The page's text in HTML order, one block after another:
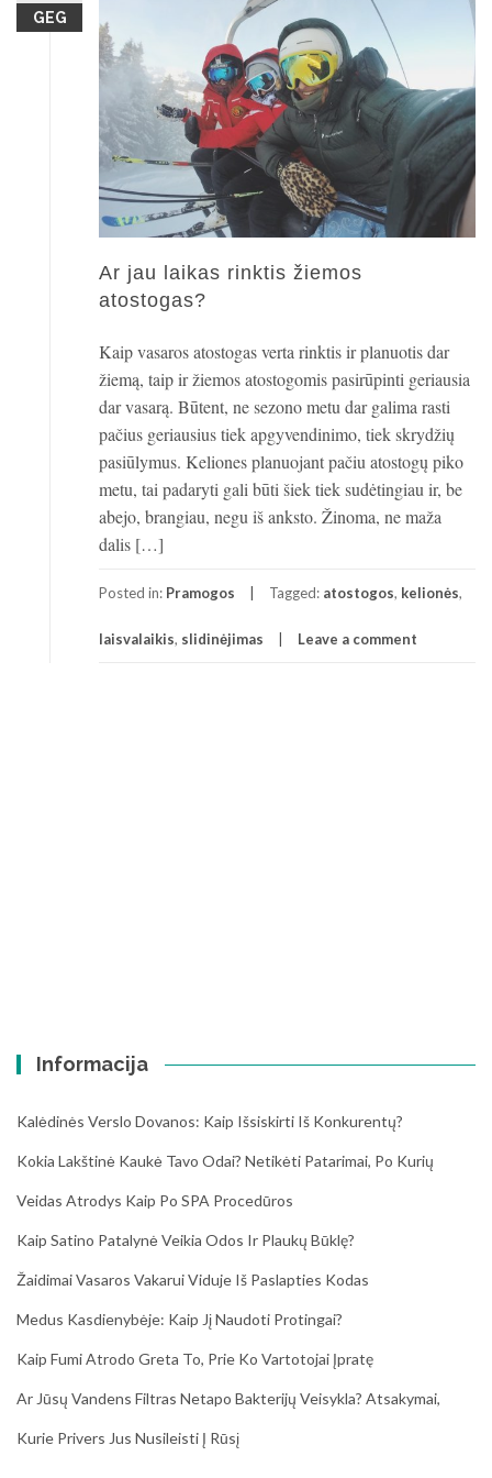
GEG
Ar jau laikas rinktis žiemos
atostogas?
Kaip vasaros atostogas verta rinktis ir planuotis dar
žiemą, taip ir žiemos atostogomis pasirūpinti geriausia
dar vasarą. Būtent, ne sezono metu dar galima rasti
pačius geriausius tiek apgyvendinimo, tiek skrydžių
pasiūlymus. Keliones planuojant pačiu atostogų piko
metu, tai padaryti gali būti šiek tiek sudėtingiau ir, be
abejo, brangiau, negu iš anksto. Žinoma, ne maža
dalis […]
Posted in: Pramogos Tagged: atostogos, kelionės,
laisvalaikis, slidinėjimas Leave a comment
Informacija
Kalėdinės Verslo Dovanos: Kaip Išsiskirti Iš Konkurentų?
Kokia Lakštinė Kaukė Tavo Odai? Netikėti Patarimai, Po Kurių
Veidas Atrodys Kaip Po SPA Procedūros
Kaip Satino Patalynė Veikia Odos Ir Plaukų Būklę?
Žaidimai Vasaros Vakarui Viduje Iš Paslapties Kodas
Medus Kasdienybėje: Kaip Jį Naudoti Protingai?
Kaip Fumi Atrodo Greta To, Prie Ko Vartotojai Įpratę
Ar Jūsų Vandens Filtras Netapo Bakterijų Veisykla? Atsakymai,
Kurie Privers Jus Nusileisti Į Rūsį